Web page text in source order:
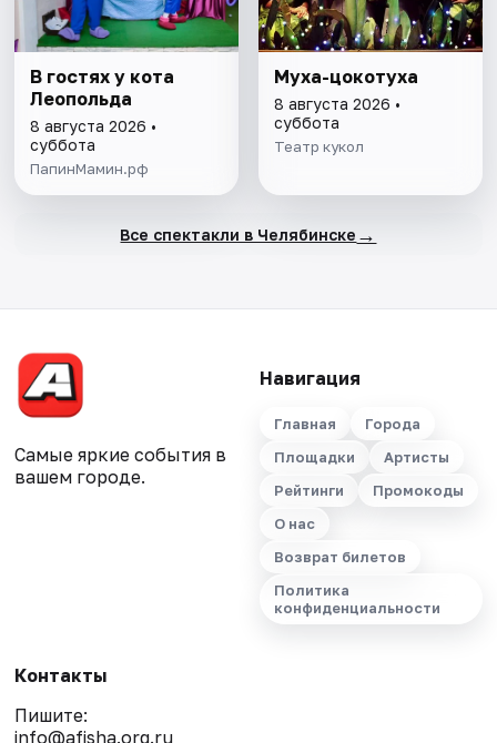
В гостях у кота
Леопольда
8 августа 2026 •
суббота
ПапинМамин.рф
Муха-цокотуха
8 августа 2026 •
суббота
Театр кукол
Все спектакли в Челябинске →
Самые яркие события в
вашем городе.
Навигация
Главная
Города
Площадки
Артисты
Рейтинги
Промокоды
О нас
Возврат билетов
Политика
конфиденциальности
Контакты
Пишите:
info@afisha.org.ru